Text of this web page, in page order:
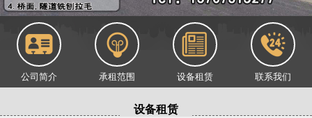
公司简介 承租范围 设备租赁 联系我们
设备租赁